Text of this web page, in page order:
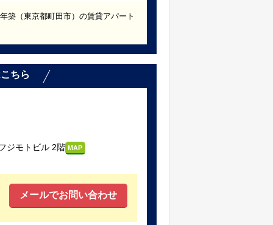
築（東京都町田市）の賃貸アパート
ちら
ジモトビル 2階 MAP
メールでお問い合わせ